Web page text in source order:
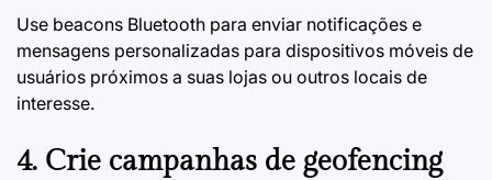
Use beacons Bluetooth para enviar notificações e
mensagens personalizadas para dispositivos móveis de
usuários próximos a suas lojas ou outros locais de
interesse.
4. Crie campanhas de geofencing